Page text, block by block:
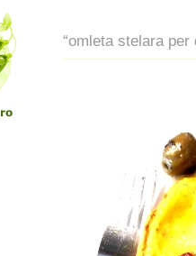
“omleta stelara per